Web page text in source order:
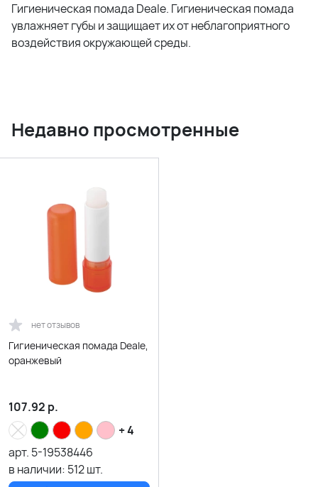
Гигиеническая помада Deale. Гигиеническая помада
увлажняет губы и защищает их от неблагоприятного
воздействия окружающей среды.
Недавно просмотренные
нет отзывов
Гигиеническая помада Deale,
оранжевый
107.92 р.
+ 4
арт. 5-19538446
в наличии: 512шт.